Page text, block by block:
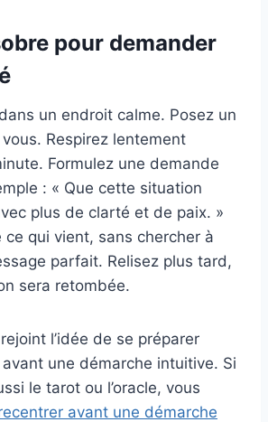
pour demander
un endroit calme. Posez un
Respirez lentement
Formulez une demande
: « Que cette situation
plus de clarté et de paix. »
ce qui vient, sans chercher à
parfait. Relisez plus tard,
sera retombée.
l’idée de se préparer
une démarche intuitive. Si
le tarot ou l’oracle, vous
avant une démarche